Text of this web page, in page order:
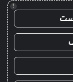
!